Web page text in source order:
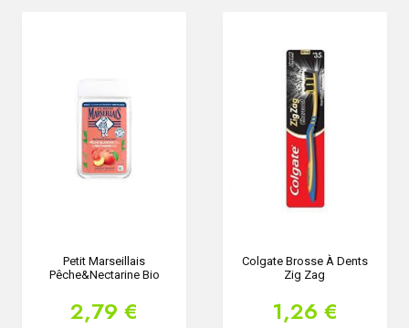
Petit Marseillais
Pêche&Nectarine Bio
2,79 €
Colgate Brosse À Dents
Zig Zag
1,26 €